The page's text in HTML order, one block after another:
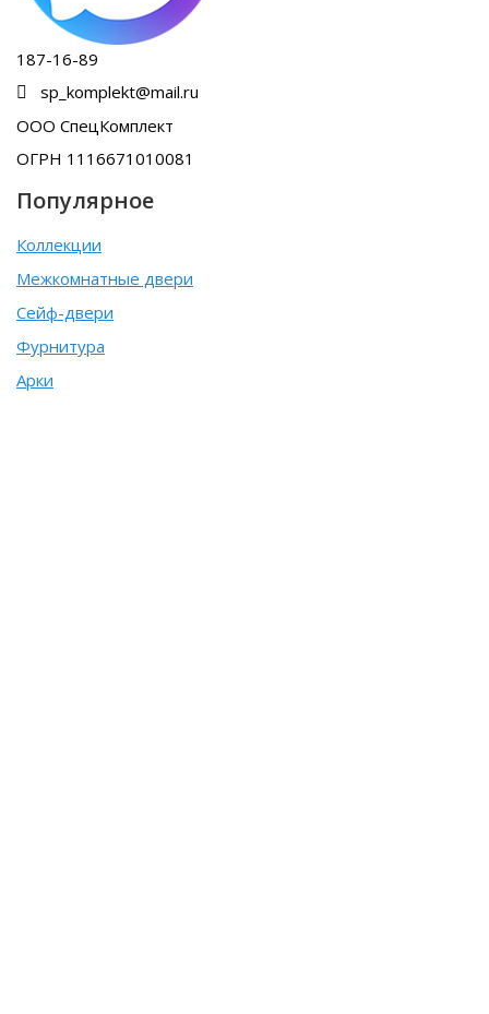
187-16-89
sp_komplekt@mail.ru
ООО СпецКомплект
ОГРН 1116671010081
Популярное
Коллекции
Межкомнатные двери
Сейф-двери
Фурнитура
Арки